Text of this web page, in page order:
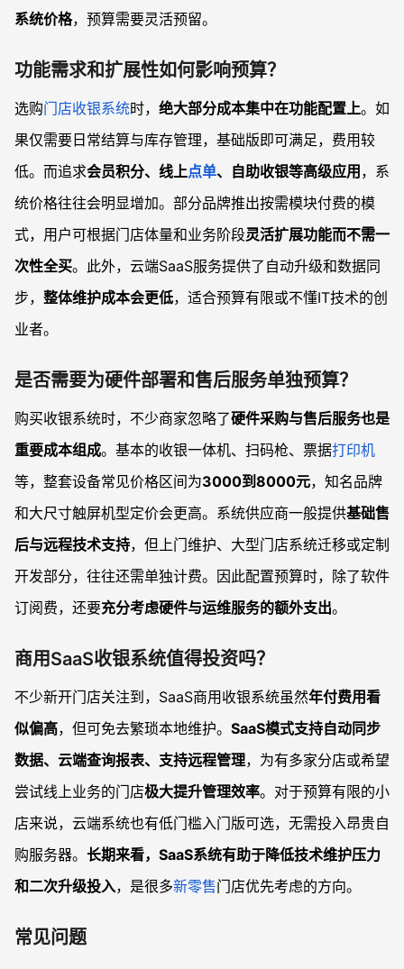
系统价格，预算需要灵活预留。
功能需求和扩展性如何影响预算？
选购门店收银系统时， 绝大部分成本集中在功能配置上。如
果仅需要日常结算与库存管理，基础版即可满足，费用较
低。而追求会员积分、线上点单、自助收银等高级应用 ，系
统价格往往会明显增加。部分品牌推出按需模块付费的模
式，用户可根据门店体量和业务阶段灵活扩展功能而不需一
次性全买。此外，云端SaaS服务提供了自动升级和数据同
步， 整体维护成本会更低，适合预算有限或不懂IT技术的创
业者。
是否需要为硬件部署和售后服务单独预算？
购买收银系统时，不少商家忽略了硬件采购与售后服务也是
重要成本组成。基本的收银一体机、扫码枪、票据打印机
等，整套设备常见价格区间为3000到8000元，知名品牌
和大尺寸触屏机型定价会更高。系统供应商一般提供基础售
后与远程技术支持，但上门维护、大型门店系统迁移或定制
开发部分，往往还需单独计费。因此配置预算时，除了软件
订阅费，还要充分考虑硬件与运维服务的额外支出。
商用SaaS收银系统值得投资吗？
不少新开门店关注到，SaaS商用收银系统虽然年付费用看
似偏高，但可免去繁琐本地维护。 SaaS模式支持自动同步
数据、云端查询报表、支持远程管理，为有多家分店或希望
尝试线上业务的门店极大提升管理效率。对于预算有限的小
店来说，云端系统也有低门槛入门版可选，无需投入昂贵自
购服务器。 长期来看，SaaS系统有助于降低技术维护压力
和二次升级投入，是很多新零售门店优先考虑的方向。
常见问题